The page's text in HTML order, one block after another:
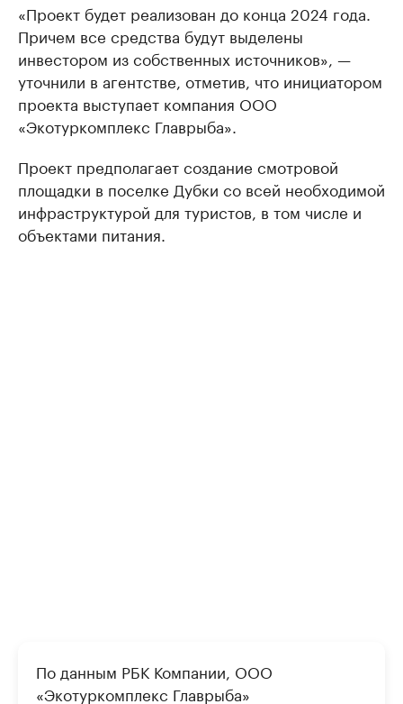
«Проект будет реализован до конца 2024 года.
Причем все средства будут выделены
инвестором из собственных источников», —
уточнили в агентстве, отметив, что инициатором
проекта выступает компания ООО
«Экотуркомплекс Главрыба».
Проект предполагает создание смотровой
площадки в поселке Дубки со всей необходимой
инфраструктурой для туристов, в том числе и
объектами питания.
По данным РБК Компании, ООО
«Экотуркомплекс Главрыба»